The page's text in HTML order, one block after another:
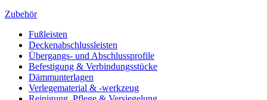
Zubehör
Fußleisten
Deckenabschlussleisten
Übergangs- und Abschlussprofile
Befestigung & Verbindungsstücke
Dämmunterlagen
Verlegematerial & -werkzeug